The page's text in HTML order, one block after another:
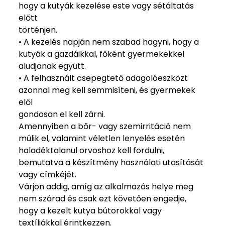
hogy a kutyák kezelése este vagy sétáltatás
előtt
történjen.
• A kezelés napján nem szabad hagyni, hogy a
kutyák a gazdáikkal, főként gyermekekkel
aludjanak együtt.
• A felhasznált csepegtető adagolóeszközt
azonnal meg kell semmisíteni, és gyermekek
elől
gondosan el kell zárni.
Amennyiben a bőr- vagy szemirritáció nem
múlik el, valamint véletlen lenyelés esetén
haladéktalanul orvoshoz kell fordulni,
bemutatva a készítmény használati utasítását
vagy címkéjét.
Várjon addig, amíg az alkalmazás helye meg
nem szárad és csak ezt követően engedje,
hogy a kezelt kutya bútorokkal vagy
textíliákkal érintkezzen.